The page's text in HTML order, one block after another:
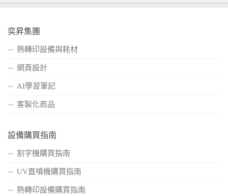
奕昇集團
熱轉印設備與耗材
網頁設計
AI學習筆記
客製化商品
設備購買指南
割字機購買指南
UV直噴機購買指南
熱轉印設備購買指南